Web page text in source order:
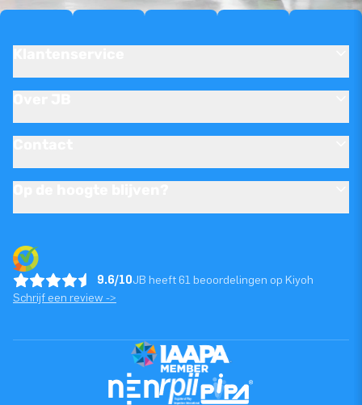
9.6/10JB heeft 61 beoordelingen op Kiyoh
Schrijf een review ->